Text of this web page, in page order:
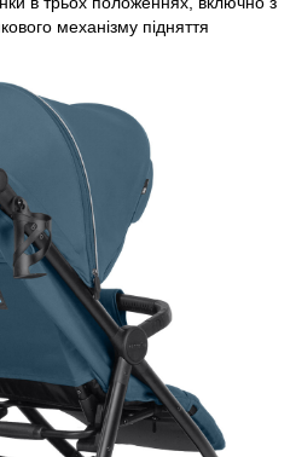
механізму підняття